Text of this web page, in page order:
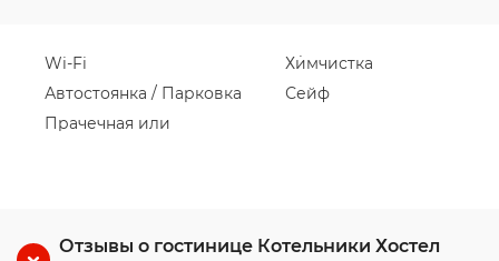
Wi-Fi
Автостоянка / Парковка
Прачечная или
Химчистка
Сейф
Отзывы о гостинице Котельники Хостел